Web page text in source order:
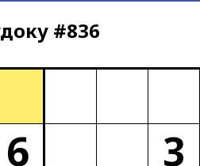
#836
6 3